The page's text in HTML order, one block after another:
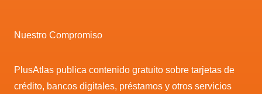
Nuestro Compromiso
PlusAtlas publica contenido gratuito sobre tarjetas de
crédito, bancos digitales, préstamos y otros servicios